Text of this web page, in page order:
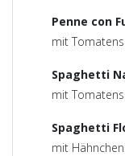
Penne con
mit
Spaghetti
mit
Spaghetti
mit